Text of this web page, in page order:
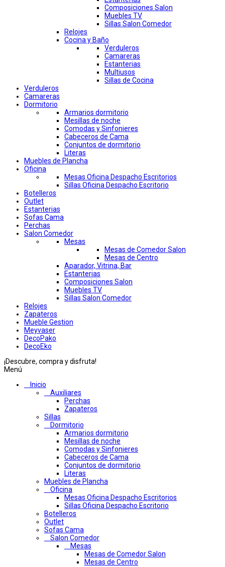
Composiciones Salon
Muebles TV
Sillas Salon Comedor
Relojes
Cocina y Baño
Verduleros
Camareras
Estanterias
Multiusos
Sillas de Cocina
Verduleros
Camareras
Dormitorio
Armarios dormitorio
Mesillas de noche
Comodas y Sinfonieres
Cabeceros de Cama
Conjuntos de dormitorio
Literas
Muebles de Plancha
Oficina
Mesas Oficina Despacho Escritorios
Sillas Oficina Despacho Escritorio
Botelleros
Outlet
Estanterias
Sofas Cama
Perchas
Salon Comedor
Mesas
Mesas de Comedor Salon
Mesas de Centro
Aparador, Vitrina, Bar
Estanterias
Composiciones Salon
Muebles TV
Sillas Salon Comedor
Relojes
Zapateros
Mueble Gestion
Meyvaser
DecoPako
DecoEko
¡Descubre, compra y disfruta!
Menú
Inicio
Auxiliares
Perchas
Zapateros
Sillas
Dormitorio
Armarios dormitorio
Mesillas de noche
Comodas y Sinfonieres
Cabeceros de Cama
Conjuntos de dormitorio
Literas
Muebles de Plancha
Oficina
Mesas Oficina Despacho Escritorios
Sillas Oficina Despacho Escritorio
Botelleros
Outlet
Sofas Cama
Salon Comedor
Mesas
Mesas de Comedor Salon
Mesas de Centro